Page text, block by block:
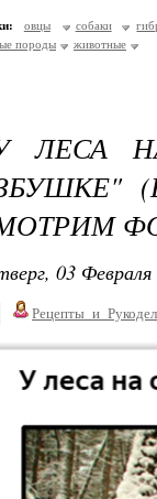
овцы собаки
породы
животные
ЛЕСА
03